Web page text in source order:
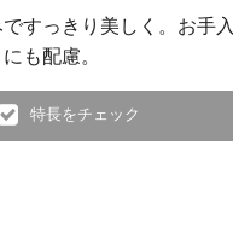
すっきり美しく。お手入
も配慮。
特長をチェック